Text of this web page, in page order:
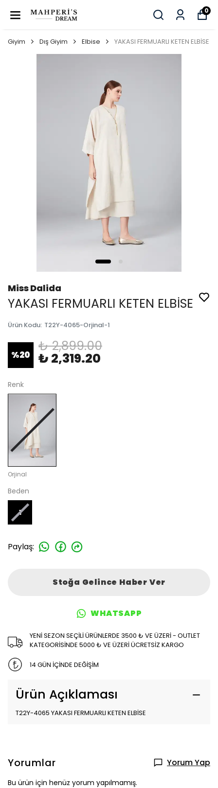
0
Giyim Dış Giyim Elbise YAKASI FERMUARLI KETEN ELBİSE
Miss Dalida
YAKASI FERMUARLI KETEN ELBİSE
Ürün Kodu: T22Y-4065-Orjinal-1
%20
₺ 2,899.00
₺ 2,319.20
Renk
Orjinal
Beden
1
Paylaş:
Stoğa Gelince Haber Ver
WHATSAPP
YENİ SEZON SEÇİLİ ÜRÜNLERDE 3500 ₺ VE ÜZERİ - OUTLET
KATEGORİSİNDE 5000 ₺ VE ÜZERİ ÜCRETSİZ KARGO
14 GÜN İÇİNDE DEĞİŞİM
Ürün Açıklaması
T22Y-4065 YAKASI FERMUARLI KETEN ELBİSE
Yorumlar Yorum Yap
Bu ürün için henüz yorum yapılmamış.